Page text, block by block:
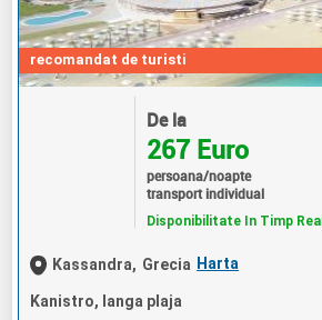
recomandat de turisti
De la
267 Euro
persoana/noapte
transport individual
Disponibilitate In Timp Real
Kassandra, Grecia Harta
Kanistro, langa plaja